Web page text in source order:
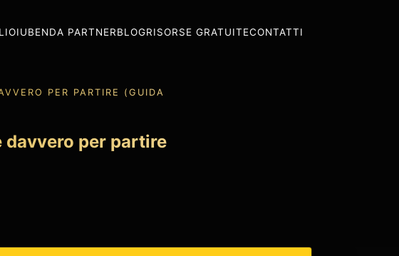
IUBENDA PARTNERBLOGRISORSE GRATUITECONTATTI
PER PARTIRE (GUIDA
davvero per partire